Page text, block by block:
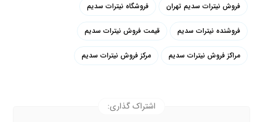
فروش نیترات سدیم تهران فروشگاه نیترات سدیم
فروشنده نیترات سدیم قیمت فروش نیترات سدیم
مراکز فروش نیترات سدیم مرکز فروش نیترات سدیم